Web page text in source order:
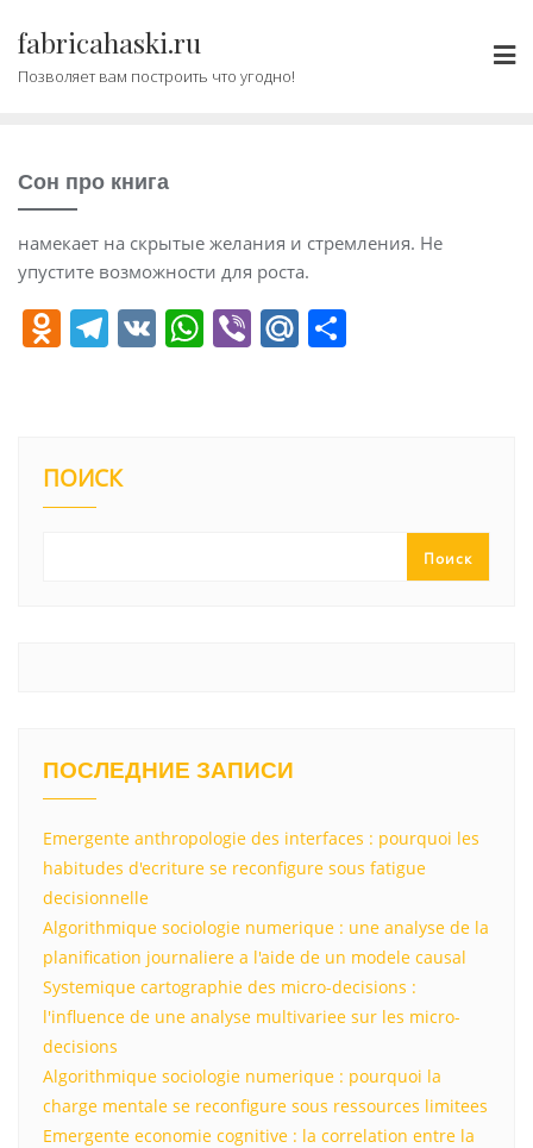
содержимому
fabricahaski.ru
Позволяет вам построить что угодно!
Сон про книга
намекает на скрытые желания и стремления. Не
упустите возможности для роста.
O
kl
a
T
a
V W Vi M
ПОИСК
Поиск
ПОСЛЕДНИЕ ЗАПИСИ
Emergente anthropologie des interfaces : pourquoi les
habitudes d'ecriture se reconfigure sous fatigue
decisionnelle
Algorithmique sociologie numerique : une analyse de la
planification journaliere a l'aide de un modele causal
Systemique cartographie des micro-decisions :
l'influence de une analyse multivariee sur les micro-
decisions
Algorithmique sociologie numerique : pourquoi la
charge mentale se reconfigure sous ressources limitees
Emergente economie cognitive : la correlation entre la